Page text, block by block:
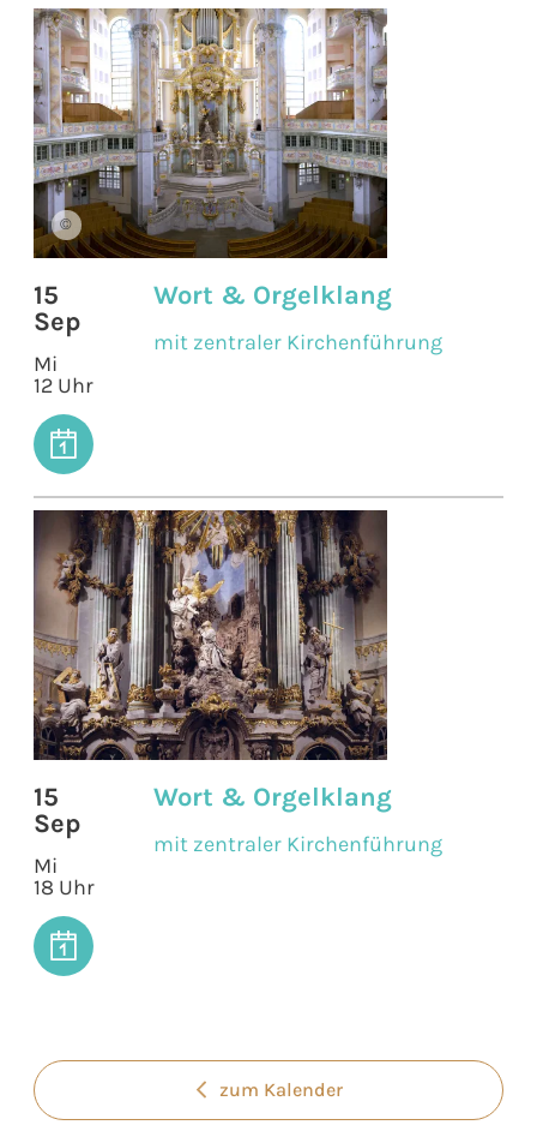
©
15
Sep
Mi
12 Uhr
Wort & Orgelklang
mit zentraler Kirchenführung
15
Sep
Mi
18 Uhr
Wort & Orgelklang
mit zentraler Kirchenführung
zum Kalender